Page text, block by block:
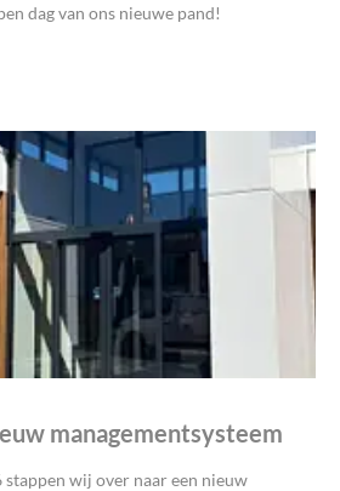
dag van ons nieuwe pand!
managementsysteem
wij over naar een nieuw